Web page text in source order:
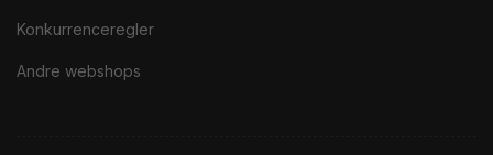
Konkurrenceregler
Andre webshops